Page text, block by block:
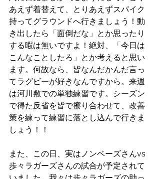
あえず着替えて、とりあえずスパイク
持ってグラウンドへ行きましょう！動
き出したら「面倒だな」とか思ったり
する暇は無いですよ！絶対、「今日は
こんなことしたろ」とか考えると思い
ます。何故なら、皆なんだかんだ言っ
てラグビーが好きなんですから。来週
は河川敷での単独練習です。シーズン
で得た反省を皆で擦り合わせて、改善
策を練って練習に落とし込んで行きま
しょう！！
また、この日、実はノンベーズさんvs
歩々ラガーズさんの試合が予定されて